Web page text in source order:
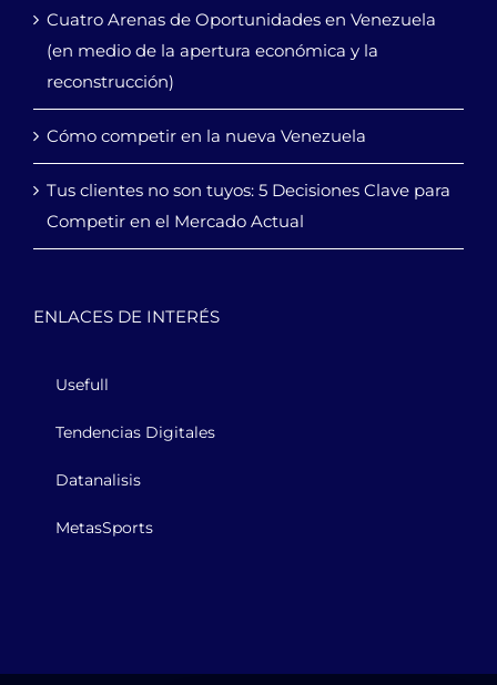
Cuatro Arenas de Oportunidades en Venezuela
(en medio de la apertura económica y la
reconstrucción)
Cómo competir en la nueva Venezuela
Tus clientes no son tuyos: 5 Decisiones Clave para
Competir en el Mercado Actual
ENLACES DE INTERÉS
Usefull
Tendencias Digitales
Datanalisis
MetasSports